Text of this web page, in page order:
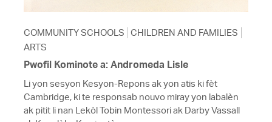
COMMUNITY SCHOOLS CHILDREN AND FAMILIES
ARTS
Pwofil Kominote a: Andromeda Lisle
Li yon sesyon Kesyon-Repons ak yon atis ki fèt
Cambridge, ki te responsab nouvo miray yon labalèn
ak pitit li nan Lekòl Tobin Montessori ak Darby Vassall